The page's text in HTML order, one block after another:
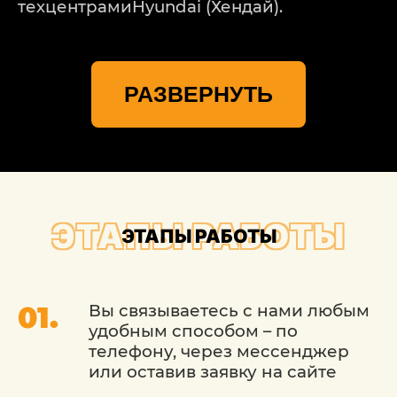
техцентрамиHyundai (Хендай).
доступная стоимость ремонта
честность и порядочность специалистов;
предоставление гарантии на выполненную
Мы готовы обслужить ваш автомобиль
индивидуально, учитывая просьбы и
желания автомобилиста. Кроме этого,
мы относимся к нашим клиентам, как к
себе, поэтому никогда не навязываем
РАЗВЕРНУТЬ
ЭТАПЫ РАБОТЫ
ЭТАПЫ РАБОТЫ
Вы связываетесь с нами любым
удобным способом – по
телефону, через мессенджер
или оставив заявку на сайте